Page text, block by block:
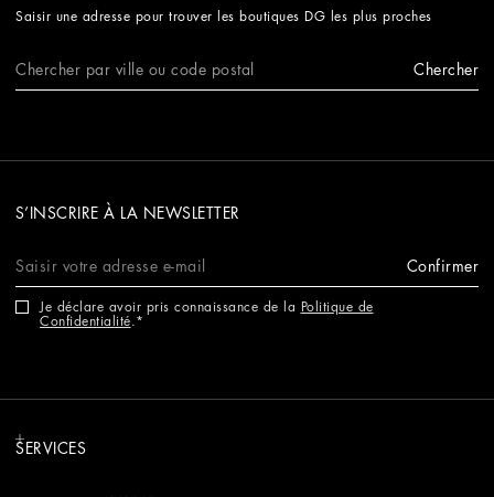
Saisir une adresse pour trouver les boutiques DG les plus proches
Chercher
S’INSCRIRE À LA NEWSLETTER
Confirmer
Je déclare avoir pris connaissance de la
Politique de
Confidentialité.
SERVICES